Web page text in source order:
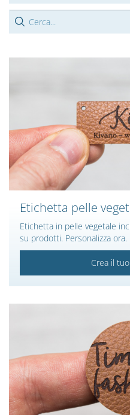
Etichetta pelle
Etichetta in pelle vegetale
su prodotti. Personalizza ora.
Crea il